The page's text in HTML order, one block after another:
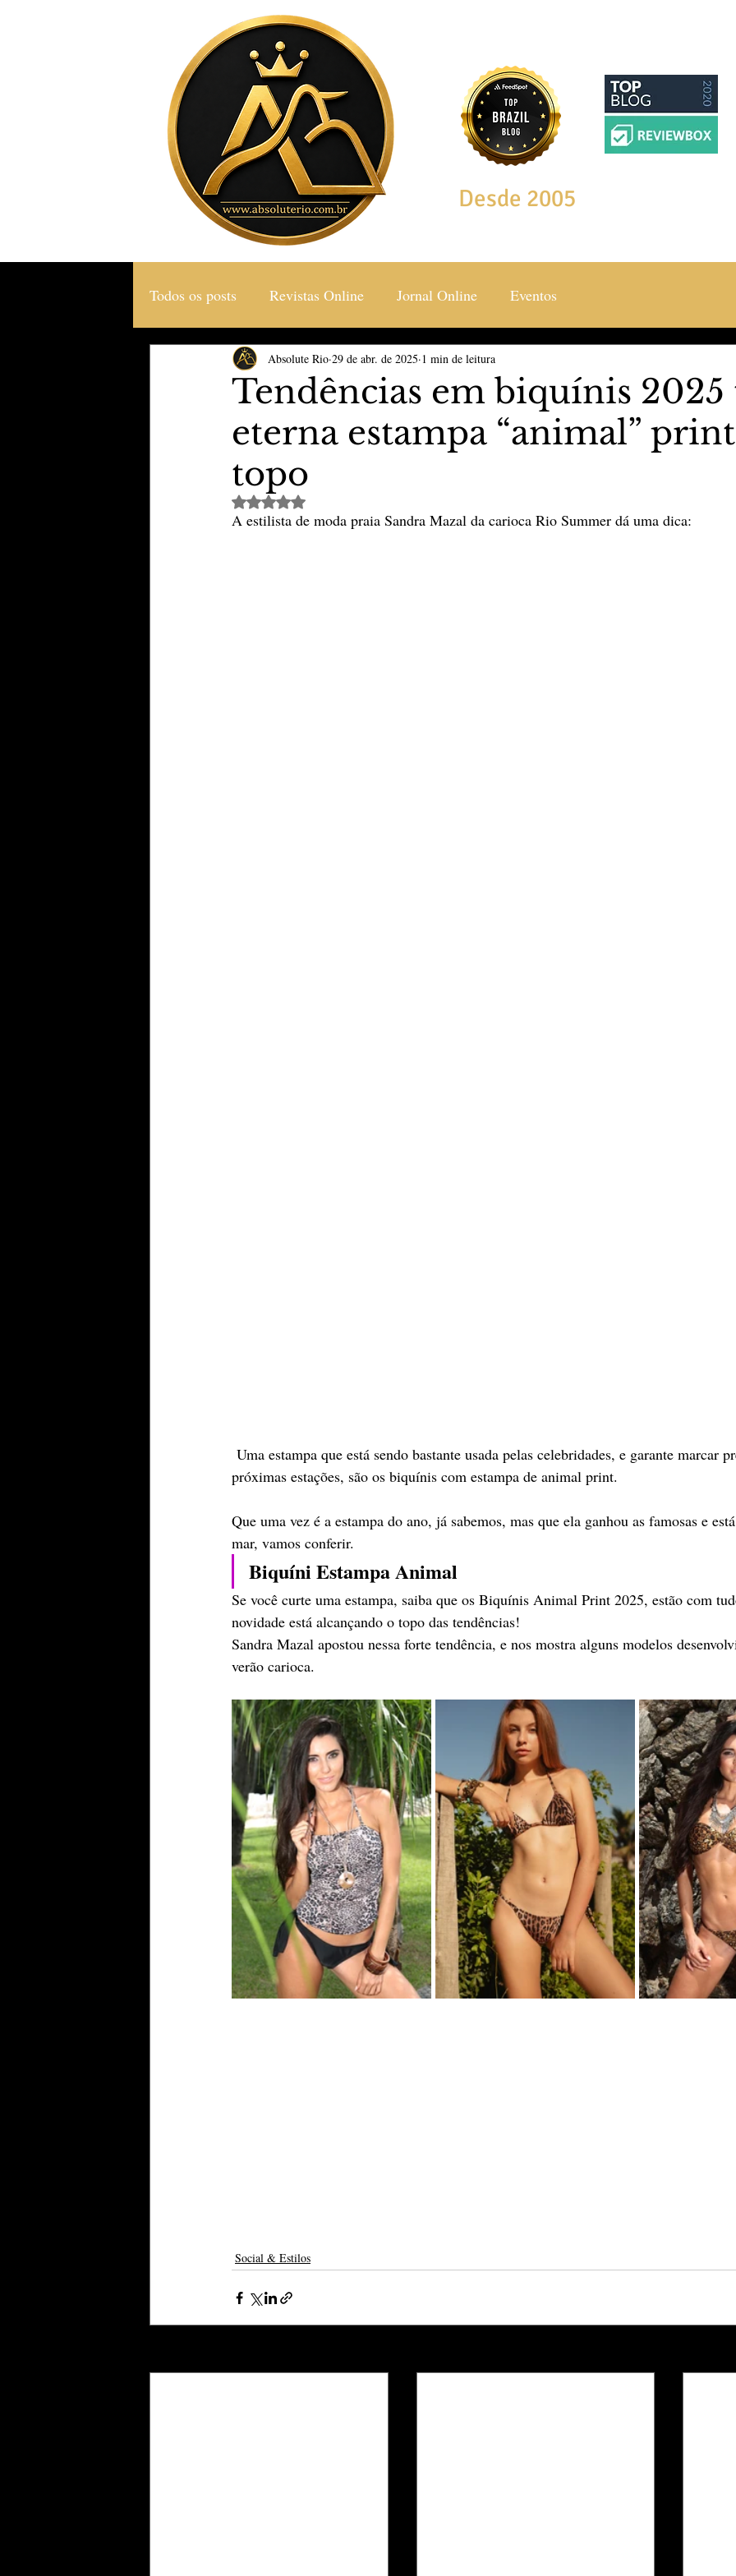
Desde 2005
Todos os posts Revistas Online Jornal Online Eventos
Gastronomia & Turismo Social & Estilos Saúde & Bem Estar
TheVipClubBusiness Revistas The Vip Club Business Marujo Carioca
Educação & Tecnologia
Tendências em biquínis 2025
eterna estampa “animal”
topo
Absolute Rio 29 de abr. de 2025 1 min de leitura
Avaliado com NaN de 5 estrelas.
A estilista de moda praia Sandra Mazal da carioca Rio Summer dá uma dica:
Uma estampa que está sendo bastante usada pelas celebridades, e garante marcar
próximas estações, são os biquínis com estampa de animal print.
Que uma vez é a estampa do ano, já sabemos, mas que ela ganhou as famosas e
mar, vamos conferir.
Biquíni Estampa Animal
Se você curte uma estampa, saiba que os Biquínis Animal Print 2025, estão com
novidade está alcançando o topo das tendências!
Sandra Mazal apostou nessa forte tendência, e nos mostra alguns modelos
verão carioca.
Social & Estilos